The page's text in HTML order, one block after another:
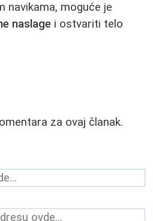
navikama, moguće je
naslage i ostvariti telo
za ovaj članak.